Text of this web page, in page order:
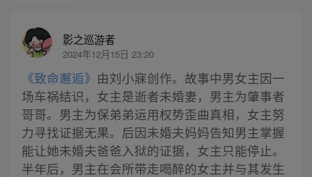
影之巡游者
2024年12月15日 23:20
《致命邂逅》 由刘小寐创作。故事中男女主因一
场车祸结识，女主是逝者未婚妻，男主为肇事者
哥哥。男主为保弟弟运用权势歪曲真相，女主努
力寻找证据无果。后因未婚夫妈妈告知男主掌握
能让她未婚夫爸爸入狱的证据，女主只能停止。
半年后，男主在会所带走喝醉的女主并与其发生